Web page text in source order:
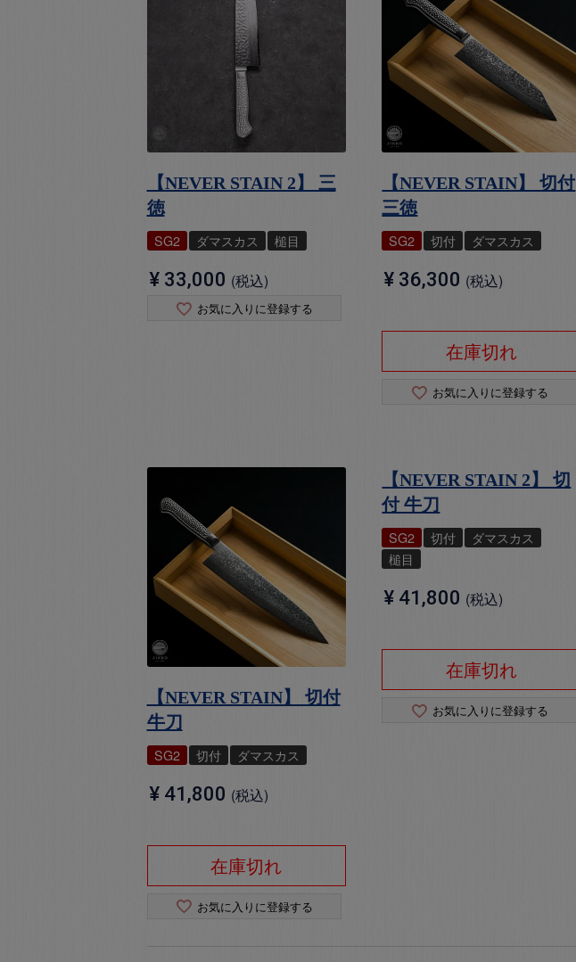
【NEVER STAIN 2】 三
徳
SG2 ダマスカス 槌目
¥ 33,000 税込
お気に入りに登録する
【NEVER STAIN】 切付
三徳
SG2 切付 ダマスカス
¥ 36,300 税込
在庫切れ
お気に入りに登録する
【NEVER STAIN】 切付
牛刀
SG2 切付 ダマスカス
¥ 41,800 税込
在庫切れ
お気に入りに登録する
【NEVER STAIN 2】 切
付 牛刀
SG2 切付
ダマスカス
槌目
¥ 41,800 税込
在庫切れ
お気に入りに登録する